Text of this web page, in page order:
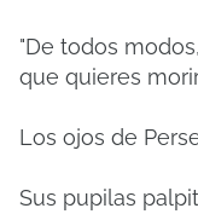
"De todos
que quieres
Los ojos de
Sus pupilas